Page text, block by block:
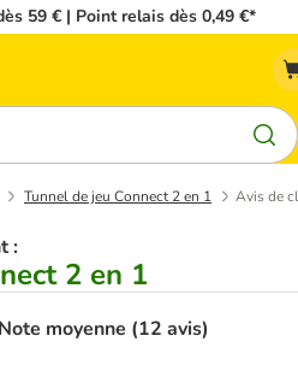
59 € | Point relais dès 0,49 €*
Tunnel de jeu Connect 2 en 1 Avis de
:
2 en 1
Note moyenne (12 avis)